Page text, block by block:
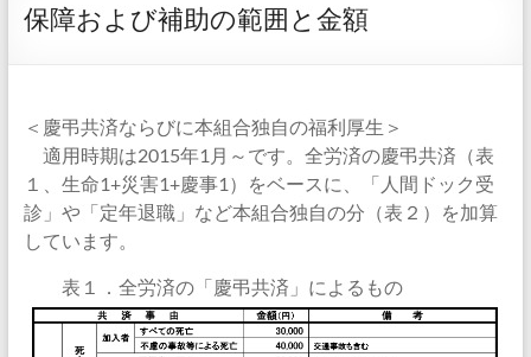
保障および補助の範囲と金額
＜慶弔共済ならびに本組合独自の福利厚生＞
適用時期は2015年1月～です。全労済の慶弔共済（表
１、生命1+災害1+慶事1）をベースに、「人間ドック受
診」や「定年退職」など本組合独自の分（表２）を加算
しています。
表１．全労済の「慶弔共済」によるもの